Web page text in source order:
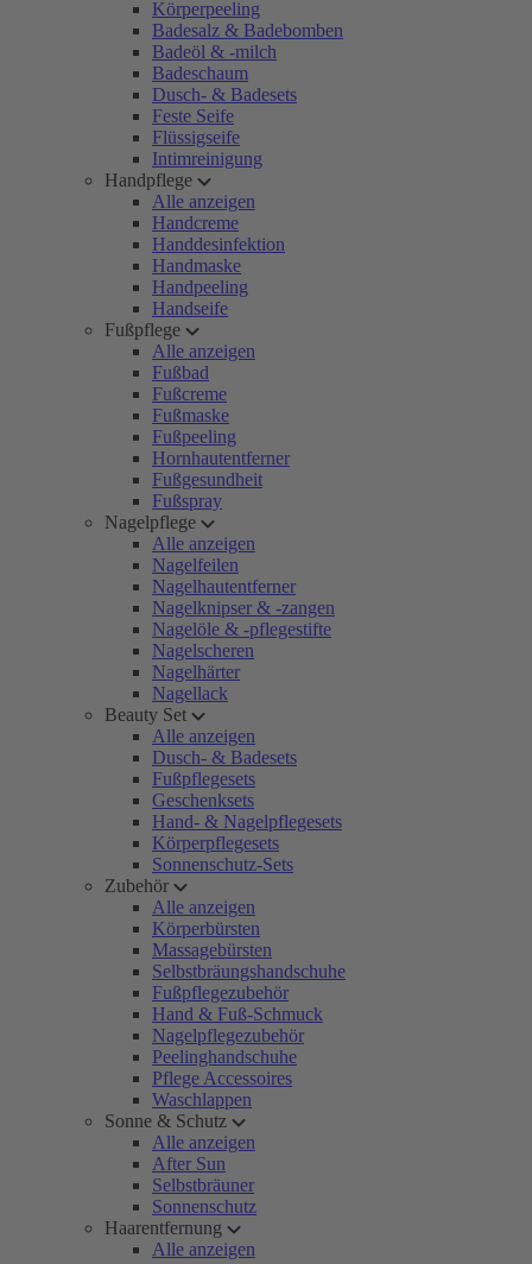
Körperpeeling
Badesalz & Badebomben
Badeöl & -milch
Badeschaum
Dusch- & Badesets
Feste Seife
Flüssigseife
Intimreinigung
Handpflege
Alle anzeigen
Handcreme
Handdesinfektion
Handmaske
Handpeeling
Handseife
Fußpflege
Alle anzeigen
Fußbad
Fußcreme
Fußmaske
Fußpeeling
Hornhautentferner
Fußgesundheit
Fußspray
Nagelpflege
Alle anzeigen
Nagelfeilen
Nagelhautentferner
Nagelknipser & -zangen
Nagelöle & -pflegestifte
Nagelscheren
Nagelhärter
Nagellack
Beauty Set
Alle anzeigen
Dusch- & Badesets
Fußpflegesets
Geschenksets
Hand- & Nagelpflegesets
Körperpflegesets
Sonnenschutz-Sets
Zubehör
Alle anzeigen
Körperbürsten
Massagebürsten
Selbstbräungshandschuhe
Fußpflegezubehör
Hand & Fuß-Schmuck
Nagelpflegezubehör
Peelinghandschuhe
Pflege Accessoires
Waschlappen
Sonne & Schutz
Alle anzeigen
After Sun
Selbstbräuner
Sonnenschutz
Haarentfernung
Alle anzeigen